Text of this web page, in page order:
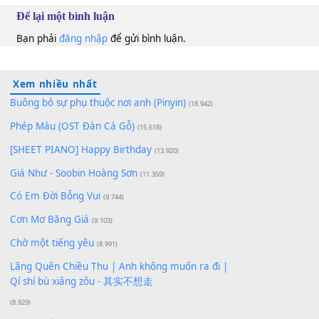
Để lại một bình luận
Xem nhiều nhất
Phép Màu (OST Đàn Cá Gỗ) (15.618)
[SHEET PIANO] Happy Birthday